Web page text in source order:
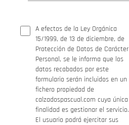
A efectos de la Ley Orgánica
15/1999, de 13 de diciembre, de
Protección de Datos de Carácter
Personal, se le informa que los
datos recabados por este
formulario serán incluidos en un
fichero propiedad de
calzadospascual.com cuya única
finalidad es gestionar el servicio.
El usuario podrá ejercitar sus